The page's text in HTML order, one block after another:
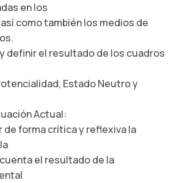
en los
como también los medios de
definir el resultado de los cuadros
Estado Neutro y
Actual:
de forma crítica y reflexiva la
el resultado de la